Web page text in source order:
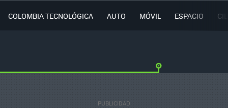
COLOMBIA TECNOLÓGICA AUTO MÓVIL ESPACIO